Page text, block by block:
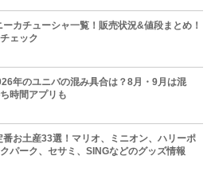
ーカチューシャ一覧！販売状況&値段まとめ！
ェック
年のユニバの混み具合は？8月・9月は混
時間アプリも
番お土産33選！マリオ、ミニオン、ハリーポ
パーク、セサミ、SINGなどのグッズ情報